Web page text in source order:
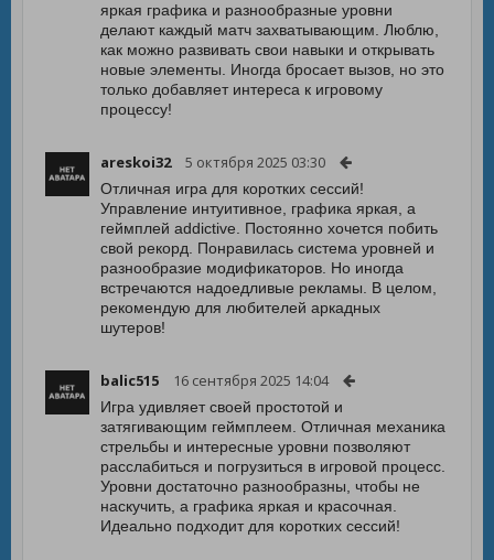
яркая графика и разнообразные уровни
делают каждый матч захватывающим. Люблю,
как можно развивать свои навыки и открывать
новые элементы. Иногда бросает вызов, но это
только добавляет интереса к игровому
процессу!
areskoi32 5 октября 2025 03:30
Отличная игра для коротких сессий!
Управление интуитивное, графика яркая, а
геймплей addictive. Постоянно хочется побить
свой рекорд. Понравилась система уровней и
разнообразие модификаторов. Но иногда
встречаются надоедливые рекламы. В целом,
рекомендую для любителей аркадных
шутеров!
balic515 16 сентября 2025 14:04
Игра удивляет своей простотой и
затягивающим геймплеем. Отличная механика
стрельбы и интересные уровни позволяют
расслабиться и погрузиться в игровой процесс.
Уровни достаточно разнообразны, чтобы не
наскучить, а графика яркая и красочная.
Идеально подходит для коротких сессий!